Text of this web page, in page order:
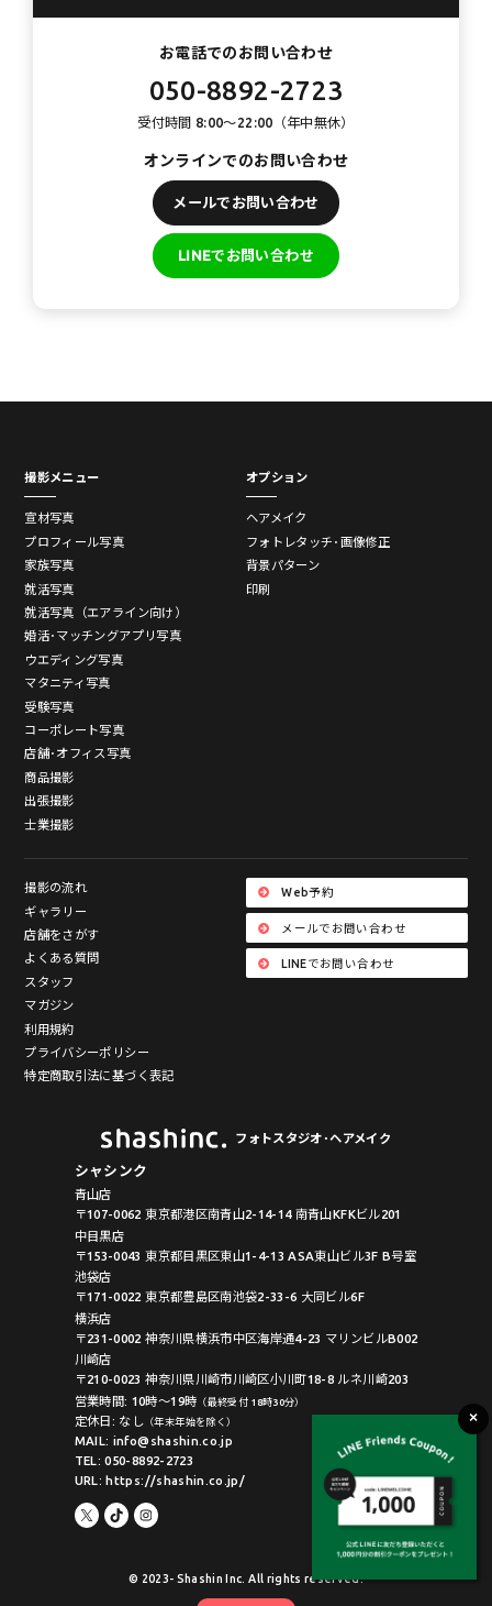
お電話でのお問い合わせ
050-8892-2723
受付時間 8:00〜22:00（年中無休）
オンラインでのお問い合わせ
メールでお問い合わせ
LINEでお問い合わせ
撮影メニュー
宣材写真
プロフィール写真
家族写真
就活写真
就活写真（エアライン向け）
婚活･マッチングアプリ写真
ウエディング写真
マタニティ写真
受験写真
コーポレート写真
店舗･オフィス写真
商品撮影
出張撮影
士業撮影
オプション
ヘアメイク
フォトレタッチ･画像修正
背景パターン
印刷
撮影の流れ
ギャラリー
店舗をさがす
よくある質問
スタッフ
マガジン
利用規約
プライバシーポリシー
特定商取引法に基づく表記
Web予約
メールでお問い合わせ
LINEでお問い合わせ
フォトスタジオ･ヘアメイク
シャシンク
青山店
〒107-0062 東京都港区南青山2-14-14 南青山KFKビル201
中目黒店
〒153-0043 東京都目黒区東山1-4-13 ASA東山ビル3F B号室
池袋店
〒171-0022 東京都豊島区南池袋2-33-6 大同ビル6F
横浜店
〒231-0002 神奈川県横浜市中区海岸通4-23 マリンビルB002
川崎店
〒210-0023 神奈川県川崎市川崎区小川町18-8 ルネ川崎203
営業時間: 10時〜19時 （最終受付 18時30分）
定休日: なし （年末年始を除く）
MAIL: info@shashin.co.jp
TEL: 050-8892-2723
URL: https://shashin.co.jp/
© 2023- Shashin Inc. All rights reserved.